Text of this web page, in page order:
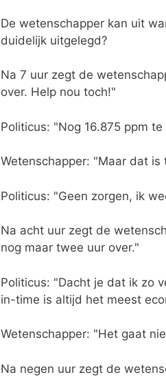
De wetenschapper kan uit
duidelijk uitgelegd?
Na 7 uur zegt de
over. Help nou toch!"
Politicus: "Nog 16.875 ppm
Wetenschapper: "Maar dat is
Politicus: "Geen zorgen, ik
Na acht uur zegt de
nog maar twee uur over."
Politicus: "Dacht je dat ik zo
in-time is altijd het meest
Wetenschapper: "Het gaat
Na negen uur zegt de